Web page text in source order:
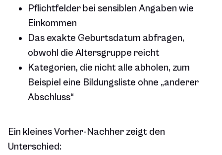
Pflichtfelder bei sensiblen Angaben wie
Einkommen
Das exakte Geburtsdatum abfragen,
obwohl die Altersgruppe reicht
Kategorien, die nicht alle abholen, zum
Beispiel eine Bildungsliste ohne „anderer
Abschluss“
Ein kleines Vorher-Nachher zeigt den
Unterschied: